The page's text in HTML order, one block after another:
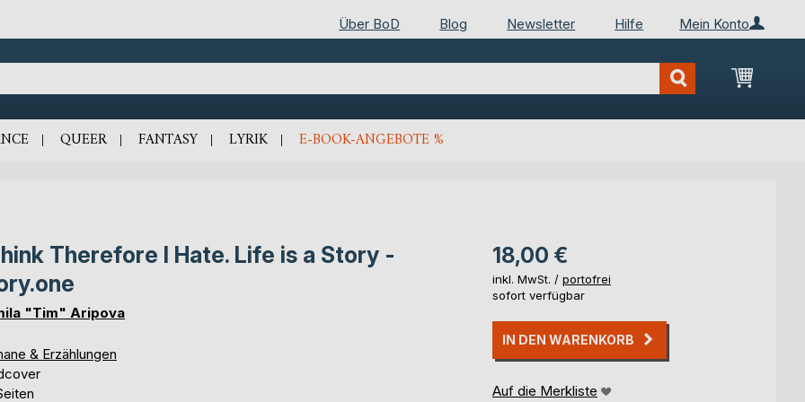
Mein Konto
Über BoD Blog Newsletter Hilfe
Mein
QUEER FANTASY LYRIK E-BOOK-ANGEBOTE %
Therefore I Hate. Life is a Story -
"Tim" Aripova
& Erzählungen
18,00 €
inkl. MwSt. / portofrei
sofort verfügbar
IN DEN WARENKORB
Auf die Merkliste